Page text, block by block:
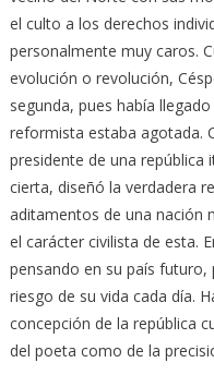
el culto a los derechos
personalmente muy caros.
evolución o revolución,
segunda, pues había
reformista estaba agotada.
presidente de una república
cierta, diseñó la verdadera
aditamentos de una nación
el carácter civilista de esta.
pensando en su país
riesgo de su vida cada día.
concepción de la república
del poeta como de la